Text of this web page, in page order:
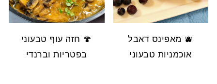
🫐 מאפינס דאבל
אוכמניות טבעוני
🍄 חזה עוף טבעוני
בפטריות וברנדי